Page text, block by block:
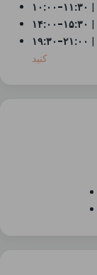
۱۰:۰۰-۱۱:۳۰ |
۱۴:۰۰-۱۵:۳۰ |
۱۹:۳۰-۲۱:۰۰ |
کنید